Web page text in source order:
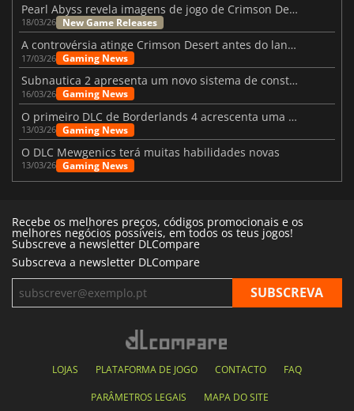
Pearl Abyss revela imagens de jogo de Crimson Desert para a PS5
18/03/26 New Game Releases
A controvérsia atinge Crimson Desert antes do lançamento
17/03/26 Gaming News
Subnautica 2 apresenta um novo sistema de construção de bases
16/03/26 Gaming News
O primeiro DLC de Borderlands 4 acrescenta uma nova personagem e muito mais
13/03/26 Gaming News
O DLC Mewgenics terá muitas habilidades novas
13/03/26 Gaming News
Recebe os melhores preços, códigos promocionais e os
melhores negócios possíveis, em todos os teus jogos!
Subscreve a newsletter DLCompare
Subscreva a newsletter DLCompare
LOJAS PLATAFORMA DE JOGO CONTACTO FAQ
PARÂMETROS LEGAIS MAPA DO SITE